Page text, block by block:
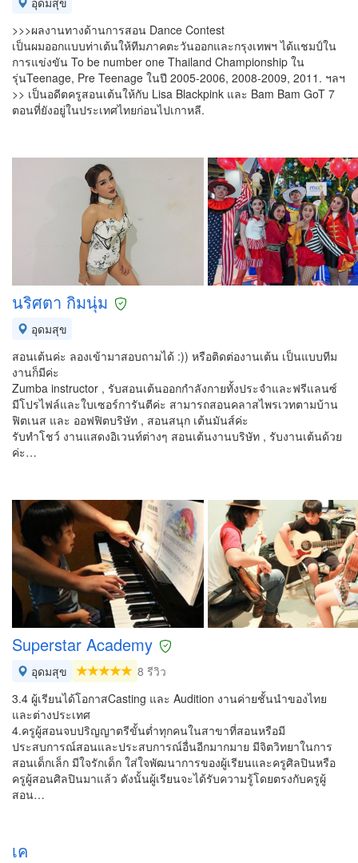
>>>ผลงานทางด้านการสอน Dance Contest
เป็นผมออกแบบท่าเต้นให้ทีมภาคตะวันออกและกรุงเทพฯ ได้แชมป์ใน
การแข่งขัน To be number one Thailand Championship ใน
รุ่นTeenage, Pre Teenage ในปี 2005-2006, 2008-2009, 2011. ฯลฯ
>> เป็นอดีตครูสอนเต้นให้กับ Lisa Blackpink และ Bam Bam GoT 7
ตอนที่ยังอยู่ในประเทศไทยก่อนไปเกาหลี.
นริศตา กิมนุ่ม
อุดมสุข
สอนเต้นค่ะ ลองเข้ามาสอบถามได้ :)) หรือติดต่องานเต้น เป็นแบบทีม
งานก็มีค่ะ
Zumba instructor , รับสอนเต้นออกกำลังกายทั้งประจำและฟรีแลนซ์
มีโปรไฟล์และใบเซอร์การันตีค่ะ สามารถสอนคลาสไพรเวทตามบ้าน
ฟิตเนส และ ออฟฟิตบริษัท , สอนสนุก เต้นมันส์ค่ะ
รับทำโชว์ งานแสดงอิเวนท์ต่างๆ สอนเต้นงานบริษัท , รับงานเต้นด้วย
ค่ะ…
Superstar Academy
อุดมสุข
8 รีวิว
3.4 ผู้เรียนได้โอกาสCasting และ Audition งานค่ายชั้นนำของไทย
และต่างประเทศ
4.ครูผู้สอนจบปริญญาตรีขั้นต่ำทุกคนในสาขาที่สอนหรือมี
ประสบการณ์สอนและประสบการณ์อื่นอีกมากมาย มีจิตวิทยาในการ
สอนเด็กเล็ก มีใจรักเด็ก ใส่ใจพัฒนาการของผู้เรียนและครูศิลปินหรือ
ครูผู้สอนศิลปินมาแล้ว ดังนั้นผู้เรียนจะได้รับความรู้โดยตรงกับครูผู้
สอน…
เค